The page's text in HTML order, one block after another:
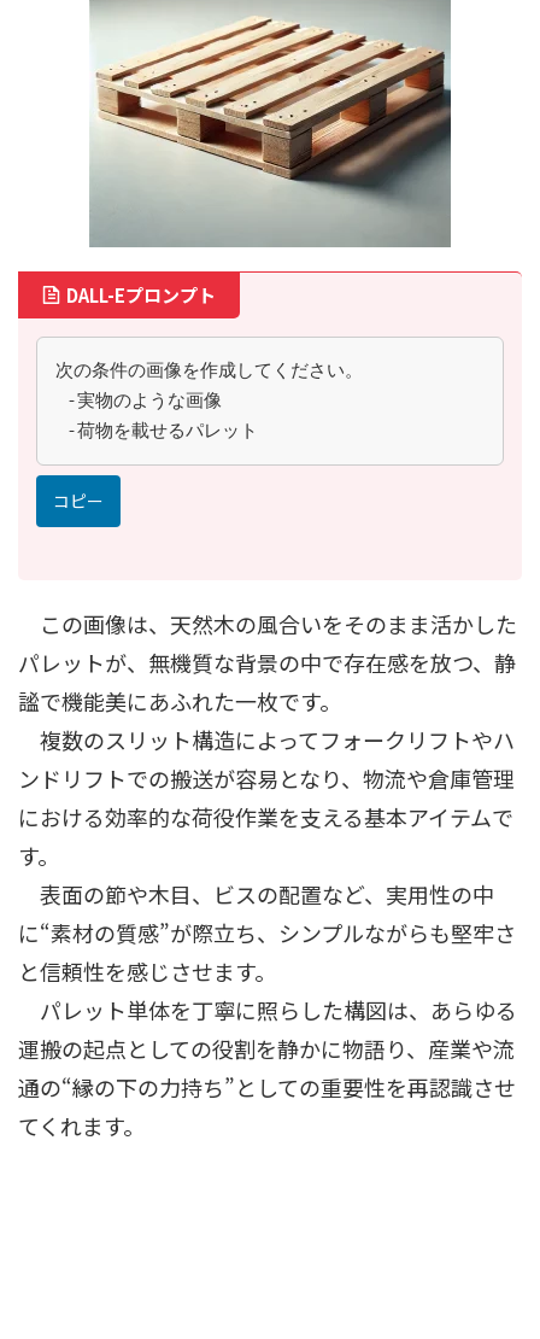
DALL-Eプロンプト
次の条件の画像を作成してください。
-実物のような画像
-荷物を載せるパレット
コピー
この画像は、天然木の風合いをそのまま活かした
パレットが、無機質な背景の中で存在感を放つ、静
謐で機能美にあふれた一枚です。
複数のスリット構造によってフォークリフトやハ
ンドリフトでの搬送が容易となり、物流や倉庫管理
における効率的な荷役作業を支える基本アイテムで
す。
表面の節や木目、ビスの配置など、実用性の中
に“素材の質感”が際立ち、シンプルながらも堅牢さ
と信頼性を感じさせます。
パレット単体を丁寧に照らした構図は、あらゆる
運搬の起点としての役割を静かに物語り、産業や流
通の“縁の下の力持ち”としての重要性を再認識させ
てくれます。